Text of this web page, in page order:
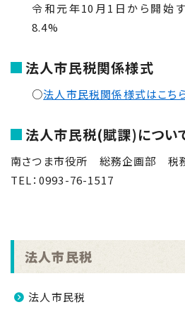
令和元年10月1日から開始
8.4%
法人市民税関係様式
○法人市民税関係様式はこち
法人市民税(賦課)につい
南さつま市役所 総務企画部 税
TEL： 0993-76-1517
法人市民税
法人市民税